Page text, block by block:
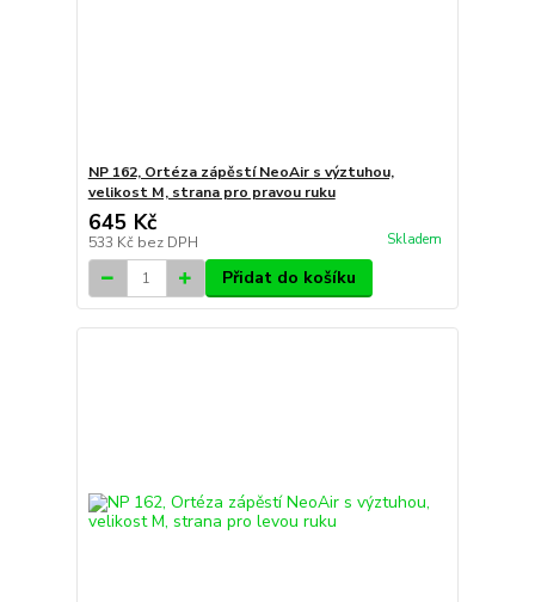
NP 162, Ortéza zápěstí NeoAir s výztuhou,
velikost M, strana pro pravou ruku
645 Kč
533 Kč bez DPH Skladem
Přidat do košíku